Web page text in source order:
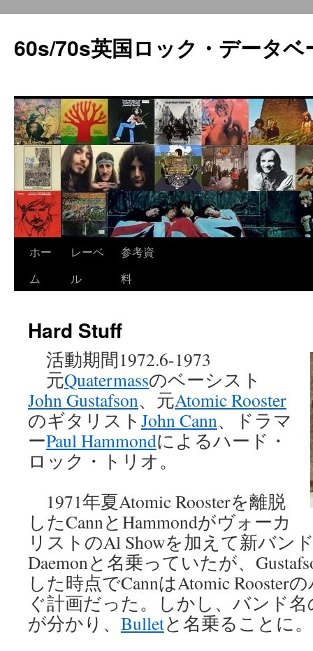
60s/70s英国ロック・データベ
ス
キ
ホー
ム
レーベ
ル
参考資
料
Hard Stuff
活動期間1972.6-1973
元Quatermassのベーシスト
John Gustafson、元Atomic Rooster
のギタリスト John Cann、ドラマ
ーPaul Hammondによるハード・
ロック・トリオ。
1971年夏Atomic Roosterを離脱
したCannとHammondがヴォーカ
リストのAl Showを加えて新バン
Daemonと名乗っていたが、
した時点でCannはAtomic Rooster
ぐ計画だった。しかし、バンド
が分かり、 Bulletと名乗ることに。